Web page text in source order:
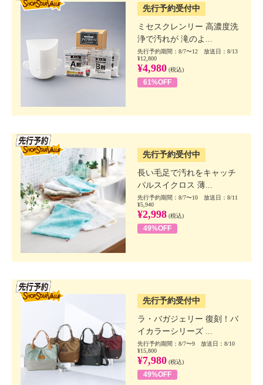
先行予約受付中
ミセスクレンリー 高濃度洗
浄で汚れが 滝のよ...
先行予約期間：8/7〜12 放送日：8/13
¥12,800
¥4,980 (税込)
61%OFF
先行予約受付中
長い毛足で汚れをキャッチ
パルスイクロス 薄...
先行予約期間：8/7〜10 放送日：8/11
¥5,940
¥2,998 (税込)
49%OFF
先行予約受付中
ラ・バガジェリー 復刻！バ
イカラーシリーズ ...
先行予約期間：8/7〜9 放送日：8/10
¥15,800
¥7,980 (税込)
49%OFF